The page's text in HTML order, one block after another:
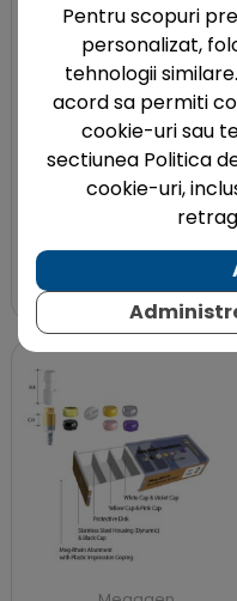
Pachet bont MegRhein
AnyOne, inaltime
Pentru scopuri
personalizat,
tehnologii
acord sa permiti
cookie-uri sau
sectiunea Politica
cookie-uri,